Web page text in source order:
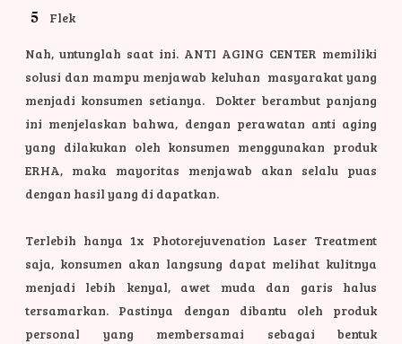
Flek
Nah, untunglah saat ini. ANTI AGING CENTER memiliki
solusi dan mampu menjawab keluhan masyarakat yang
menjadi konsumen setianya. Dokter berambut panjang
ini menjelaskan bahwa, dengan perawatan anti aging
yang dilakukan oleh konsumen menggunakan produk
ERHA, maka mayoritas menjawab akan selalu puas
dengan hasil yang di dapatkan.
Terlebih hanya 1x Photorejuvenation Laser Treatment
saja, konsumen akan langsung dapat melihat kulitnya
menjadi lebih kenyal, awet muda dan garis halus
tersamarkan. Pastinya dengan dibantu oleh produk
personal yang membersamai sebagai bentuk